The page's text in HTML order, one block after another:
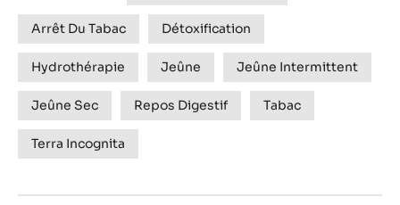
Arrêt Du Tabac Détoxification
Hydrothérapie Jeûne Jeûne Intermittent
Jeûne Sec Repos Digestif Tabac
Terra Incognita